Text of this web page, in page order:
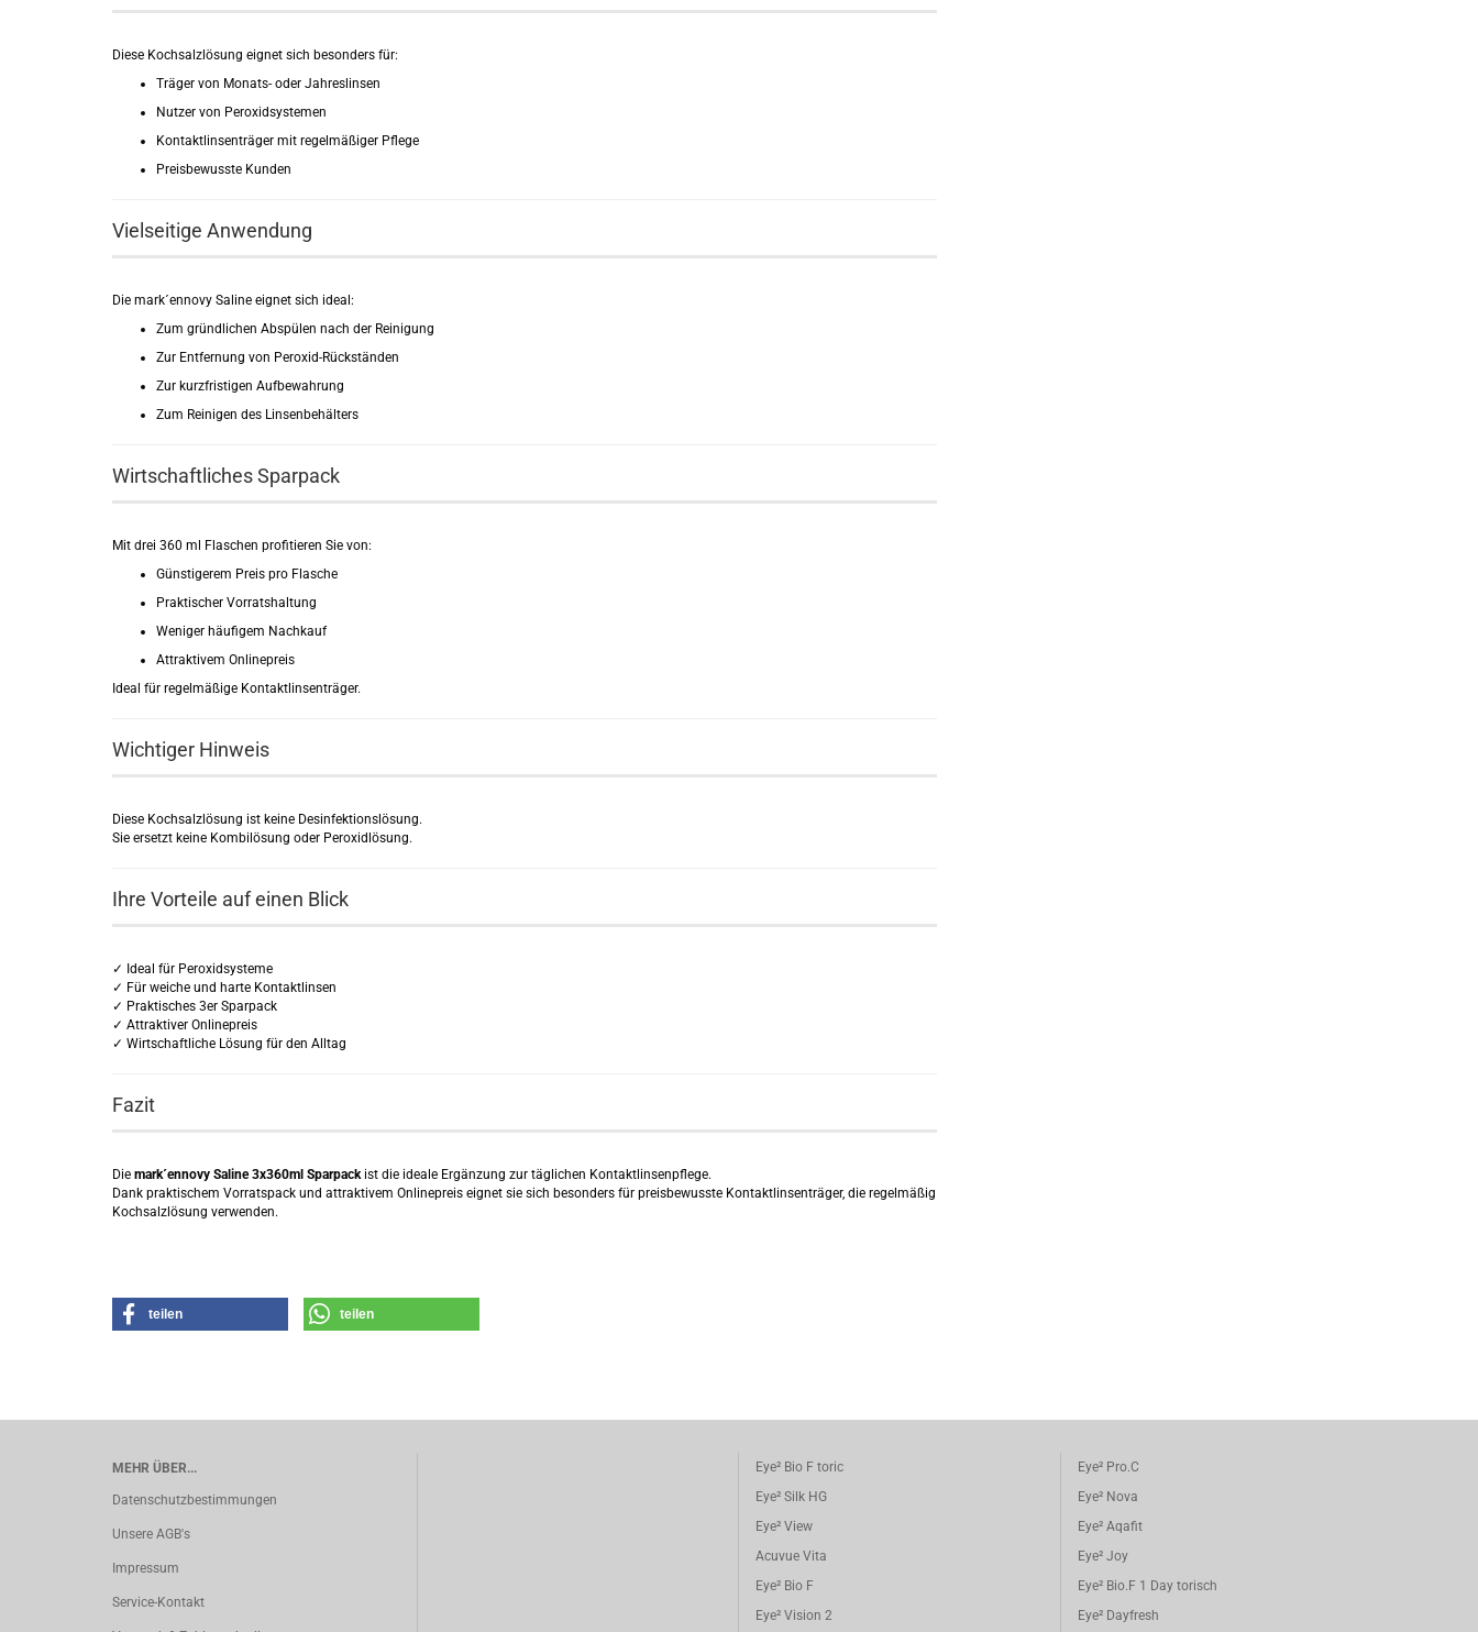
Diese Kochsalzlösung eignet sich besonders für:
Träger von Monats- oder Jahreslinsen
Nutzer von Peroxidsystemen
Kontaktlinsenträger mit regelmäßiger Pflege
Preisbewusste Kunden
Vielseitige Anwendung
Die mark´ennovy Saline eignet sich ideal:
Zum gründlichen Abspülen nach der Reinigung
Zur Entfernung von Peroxid-Rückständen
Zur kurzfristigen Aufbewahrung
Zum Reinigen des Linsenbehälters
Wirtschaftliches Sparpack
Mit drei 360 ml Flaschen profitieren Sie von:
Günstigerem Preis pro Flasche
Praktischer Vorratshaltung
Weniger häufigem Nachkauf
Attraktivem Onlinepreis
Ideal für regelmäßige Kontaktlinsenträger.
Wichtiger Hinweis
Diese Kochsalzlösung ist keine Desinfektionslösung.
Sie ersetzt keine Kombilösung oder Peroxidlösung.
Ihre Vorteile auf einen Blick
✓ Ideal für Peroxidsysteme
✓ Für weiche und harte Kontaktlinsen
✓ Praktisches 3er Sparpack
✓ Attraktiver Onlinepreis
✓ Wirtschaftliche Lösung für den Alltag
Fazit
Die mark´ennovy Saline 3x360ml Sparpackist die ideale Ergänzung zur täglichen Kontaktlinsenpflege.
Dank praktischem Vorratspack und attraktivem Onlinepreis eignet sie sich besonders für preisbewusste Kontaktlinsenträger, die regelmäßig
Kochsalzlösung verwenden.
teilen teilen
MEHR ÜBER...
Datenschutzbestimmungen
Unsere AGB's
Impressum
Service-Kontakt
Eye² Bio F toric
Eye² Silk HG
Eye² View
Acuvue Vita
Eye² Bio F
Eye² Vision 2
Eye² Pro.C
Eye² Nova
Eye² Aqafit
Eye² Joy
Eye² Bio.F 1 Day torisch
Eye² Dayfresh